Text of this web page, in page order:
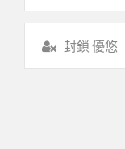
封鎖 優悠